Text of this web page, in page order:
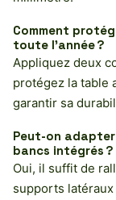
Comment
toute l’année ?
Appliquez deux
protégez la table
garantir sa
Peut-on
bancs intégrés ?
Oui, il suffit de
supports